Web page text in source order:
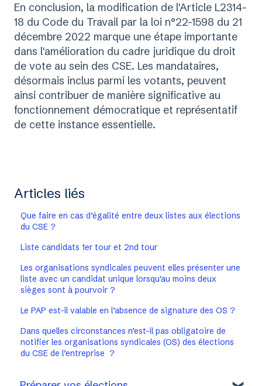
En conclusion, la modification de l'Article L2314-
18 du Code du Travail par la loi n°22-1598 du 21
décembre 2022 marque une étape importante
dans l'amélioration du cadre juridique du droit
de vote au sein des CSE. Les mandataires,
désormais inclus parmi les votants, peuvent
ainsi contribuer de manière significative au
fonctionnement démocratique et représentatif
de cette instance essentielle.
Articles liés
Que faire en cas d’égalité entre deux listes aux élections
du CSE ?
Liste candidats 1er tour et 2nd tour
Les organisations syndicales peuvent elles présenter une
liste avec un candidat unique lorsqu'au moins deux
sièges sont à pourvoir ?
Le PAP est-il valable en l’absence de signature des OS ?
Dans quelles circonstances n’est-il pas obligatoire de
notifier les organisations syndicales (OS) des élections
du CSE de l’entreprise ?